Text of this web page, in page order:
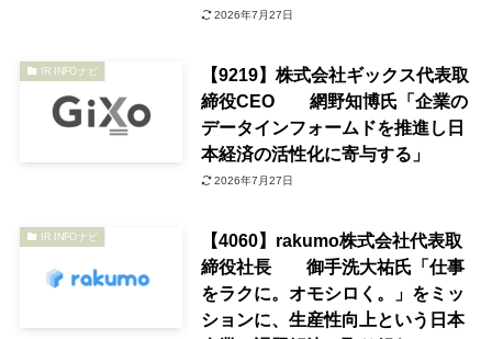
2026年7月27日
IR INFOナビ
【9219】株式会社ギックス代表取
締役CEO 網野知博氏「企業の
データインフォームドを推進し日
本経済の活性化に寄与する」
2026年7月27日
IR INFOナビ
【4060】rakumo株式会社代表取
締役社長 御手洗大祐氏「仕事
をラクに。オモシロく。」をミッ
ションに、生産性向上という日本